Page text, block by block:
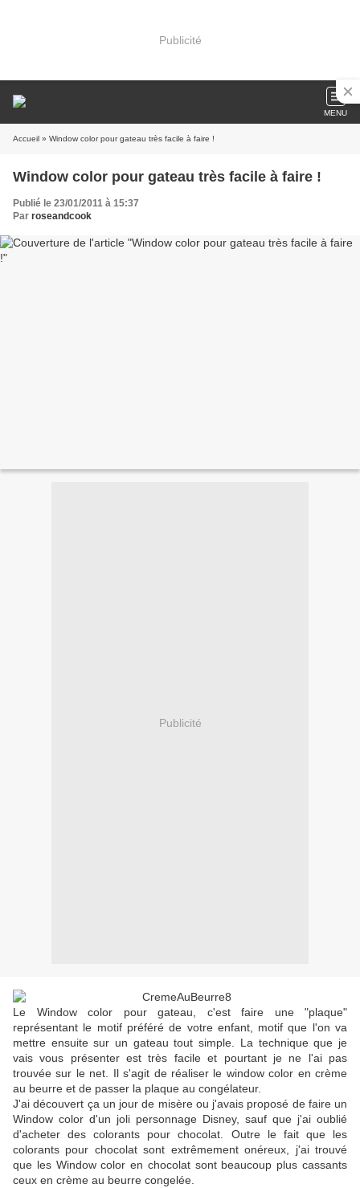
Publicité
MENU
Accueil » Window color pour gateau très facile à faire !
Window color pour gateau très facile à faire !
Publié le 23/01/2011 à 15:37
Par roseandcook
Publicité
Le Window color pour gateau, c'est faire une "plaque"
représentant le motif préféré de votre enfant, motif que l'on va
mettre ensuite sur un gateau tout simple. La technique que je
vais vous présenter est très facile et pourtant je ne l'ai pas
trouvée sur le net. Il s'agit de réaliser le window color en crème
au beurre et de passer la plaque au congélateur.
J'ai découvert ça un jour de misère ou j'avais proposé de faire un
Window color d'un joli personnage Disney, sauf que j'ai oublié
d'acheter des colorants pour chocolat. Outre le fait que les
colorants pour chocolat sont extrêmement onéreux, j'ai trouvé
que les Window color en chocolat sont beaucoup plus cassants
ceux en crème au beurre congelée.